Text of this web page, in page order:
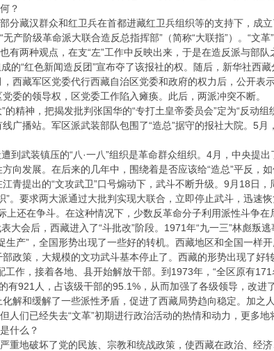
？
藏汉群众和红卫兵在首都进藏红卫兵组织等的支持下，成立
产阶级革命派大联合造反总指挥部”（简称“大联指”）。“文
有两种观点，在支“左”工作中反映出来，于是在造反派与部队
“红色新闻造反团”宣布夺了该报社的权。随后，新华社西
西藏军区党委代行西藏自治区党委和政府的权力后，公开表
委的领导权，区党委工作陷入瘫痪。此后，两派冲突不断。
神，把揭发批判张国华的“专打土皇帝委员会”定为“反动组
广播站。军区派武装部队包围了“造总”据守的报社大院。5
武装镇压的“八·一八”组织是革命群众组织。4月，中央提
向发展。在后来的几年中，围绕着是否应该给“造总”平反，
青提出的“文攻武卫”口号煽动下，武斗不断升级。9月18日
”。要求两大派通过大批判实现大联合，立即停止武斗，迅速
还在争斗。在这种情况下，少数反革命分子利用派性斗争在
会后，西藏进入了“斗批改”阶段。1971年“九一三”林彪叛
生产”，全国形势出现了一些好的转机。西藏地区和全国一样
政策，大规模的文功武斗基本停止了。西藏的形势出现了好
作，接着各地、县开始解放干部。到1973年，“全区原有
有921人，占该级干部的95.1%，从而加强了各级领导，改进
解和缓解了一些派性矛盾，促进了西藏局势趋向稳定。加之
人们已经失去“文革”初期进行政治活动的热情和动力，更多地
什么？
地破坏了党的民族、宗教和统战政策，使西藏在政治、经济